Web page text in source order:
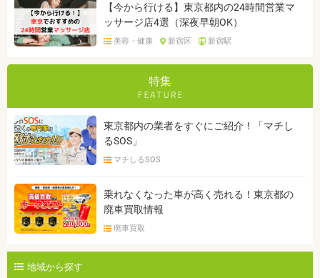
【今から行ける】東京都内の24時間営業マ
ッサージ店4選（深夜早朝OK）
美容・健康 新宿区 新宿駅
特集
東京都内の業者をすぐにご紹介！「マチし
るSOS」
マチしるSOS
乗れなくなった車が高く売れる！東京都の
廃車買取情報
廃車買取
地域から探す